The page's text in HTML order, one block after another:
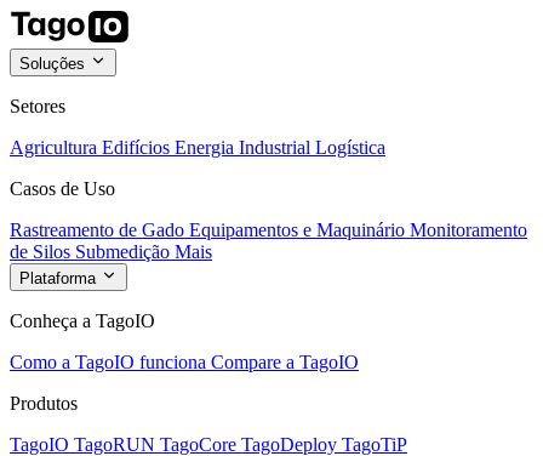
Soluções
Setores
Agricultura Edifícios Energia Industrial Logística
Casos de Uso
Rastreamento de Gado Equipamentos e Maquinário Monitoramento
de Silos Submedição Mais
Plataforma
Conheça a TagoIO
Como a TagoIO funciona Compare a TagoIO
Produtos
TagoIO TagoRUN TagoCore TagoDeploy TagoTiP